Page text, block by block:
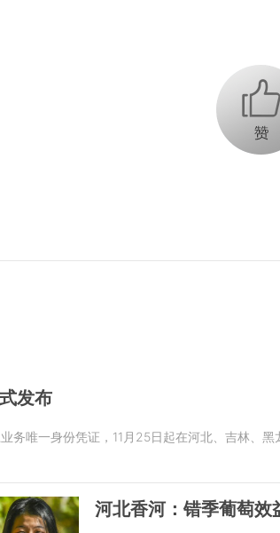
+1
发布
务唯一身份凭证，11月25日起在河北、吉林、
河北香河：错季葡萄效